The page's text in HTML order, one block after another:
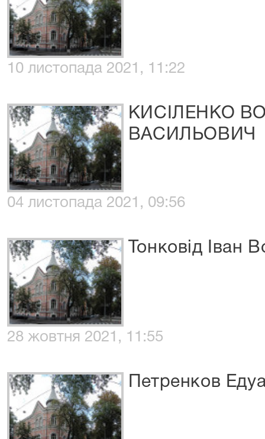
10 листопада 2021, 11:22
КИСІЛЕНКО
ВАСИЛЬОВИЧ
04 листопада 2021, 09:56
Тонковід Іван
28 жовтня 2021, 11:55
Петренков